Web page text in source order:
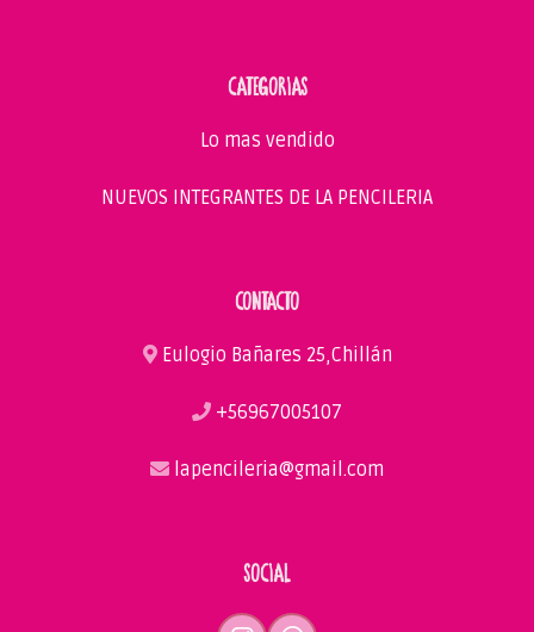
CATEGORIAS
Lo mas vendido
NUEVOS INTEGRANTES DE LA PENCILERIA
CONTACTO
Eulogio Bañares 25,Chillán
+56967005107
lapencileria@gmail.com
SOCIAL